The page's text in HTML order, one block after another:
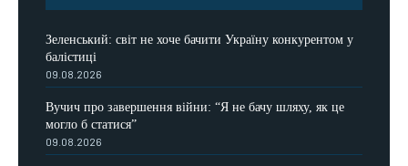
Зеленський: світ не хоче бачити Україну конкурентом у
балістиці
09.08.2026
Вучич про завершення війни: “Я не бачу шляху, як це
могло б статися”
09.08.2026